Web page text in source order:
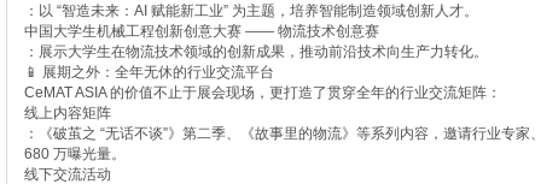
：以 “智造未来：AI 赋能新工业” 为主题，培养智能制造领域创新人才。
中国大学生机械工程创新创意大赛 —— 物流技术创意赛
：展示大学生在物流技术领域的创新成果，推动前沿技术向生产力转化。
📱 展期之外：全年无休的行业交流平台
CeMAT ASIA 的价值不止于展会现场，更打造了贯穿全年的行业交流矩阵：
线上内容矩阵
：《破茧之 “无话不谈”》第二季、《故事里的物流》等系列内容，邀请行业专
680 万曝光量。
线下交流活动